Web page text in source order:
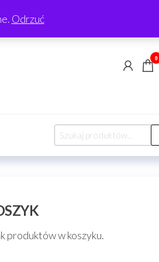
Odrzuć
0
Szukaj:
produktów w koszyku.